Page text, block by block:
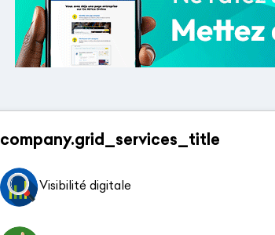
company.grid_services_title
Visibilité digitale